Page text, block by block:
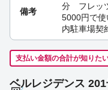
備考
分 フレッ
5000円で
内駐車場契
支払い金額の合計が知りた
ベルレジデンス